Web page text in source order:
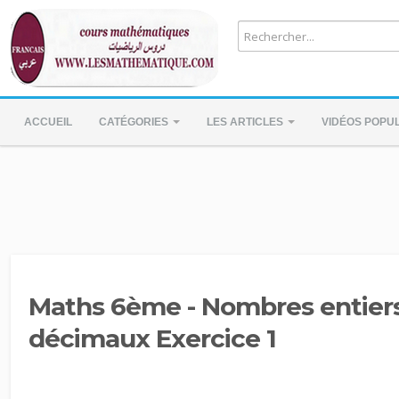
ACCUEIL CATÉGORIES LES ARTICLES VIDÉOS
Maths 6ème - Nombres
décimaux Exercice 1